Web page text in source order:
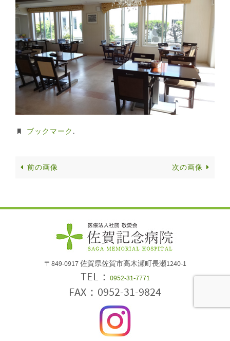
ブックマーク .
前の画像 次の画像
〒849-0917 佐賀県佐賀市高木瀬町長瀬1240-1
TEL： 0952-31-7771
FAX：0952-31-9824